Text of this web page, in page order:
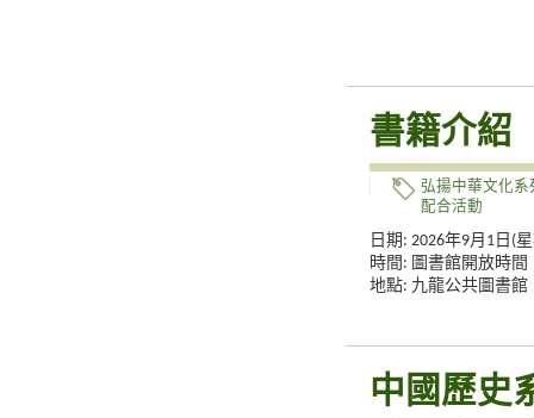
書籍介紹
弘揚中華文化系
配合活動
日期: 2026年9月1日(
時間: 圖書館開放時間
地點: 九龍公共圖書館
中國歷史